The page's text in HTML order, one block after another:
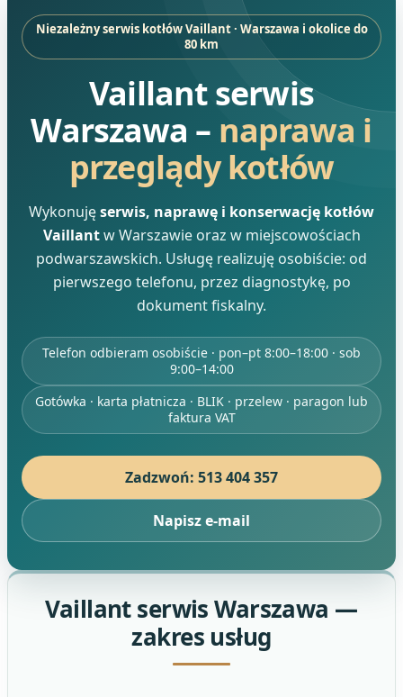
Niezależny serwis kotłów Vaillant · Warszawa i okolice do
80 km
Vaillant serwis
Warszawa – naprawa i
przeglądy kotłów
Wykonujęserwis, naprawę i konserwację kotłów
Vaillantw Warszawie oraz w miejscowościach
podwarszawskich. Usługę realizuję osobiście: od
pierwszego telefonu, przez diagnostykę, po
dokument fiskalny.
Telefon odbieram osobiście · pon–pt 8:00–18:00 · sob
9:00–14:00
Gotówka · karta płatnicza · BLIK · przelew · paragon lub
faktura VAT
Zadzwoń: 513 404 357
Napisz e-mail
Vaillant serwis Warszawa —
zakres usług